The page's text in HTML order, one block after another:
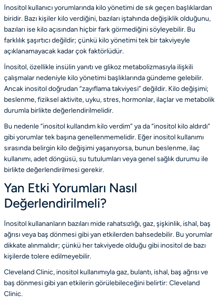
İnositol kullanıcı yorumlarında kilo yönetimi de sık geçen başlıklardan
biridir. Bazı kişiler kilo verdiğini, bazıları iştahında değişiklik olduğunu,
bazıları ise kilo açısından hiçbir fark görmediğini söyleyebilir. Bu
farklılık şaşırtıcı değildir; çünkü kilo yönetimi tek bir takviyeyle
açıklanamayacak kadar çok faktörlüdür.
İnositol, özellikle insülin yanıtı ve glikoz metabolizmasıyla ilişkili
çalışmalar nedeniyle kilo yönetimi başlıklarında gündeme gelebilir.
Ancak inositol doğrudan “zayıflama takviyesi” değildir. Kilo değişimi;
beslenme, fiziksel aktivite, uyku, stres, hormonlar, ilaçlar ve metabolik
durumla birlikte değerlendirilmelidir.
Bu nedenle “inositol kullandım kilo verdim” ya da “inositol kilo aldırdı”
gibi yorumlar tek başına genellenmemelidir. Eğer inositol kullanımı
sırasında belirgin kilo değişimi yaşanıyorsa, bunun beslenme, ilaç
kullanımı, adet döngüsü, su tutulumları veya genel sağlık durumu ile
birlikte değerlendirilmesi gerekir.
Yan Etki Yorumları Nasıl
Değerlendirilmeli?
İnositol kullananların bazıları mide rahatsızlığı, gaz, şişkinlik, ishal, baş
ağrısı veya baş dönmesi gibi yan etkilerden bahsedebilir. Bu yorumlar
dikkate alınmalıdır; çünkü her takviyede olduğu gibi inositol de bazı
kişilerde tolere edilmeyebilir.
Cleveland Clinic, inositol kullanımıyla gaz, bulantı, ishal, baş ağrısı ve
baş dönmesi gibi yan etkilerin görülebileceğini belirtir: Cleveland
Clinic.